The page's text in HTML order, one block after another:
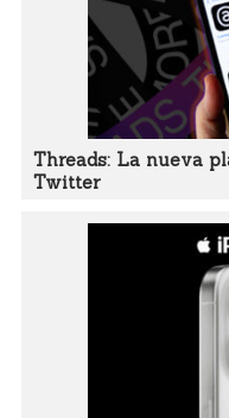
Threads: La nueva
Twitter